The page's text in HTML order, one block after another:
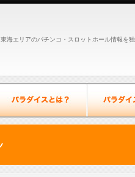
東海エリアのパチンコ・スロットホール情報を